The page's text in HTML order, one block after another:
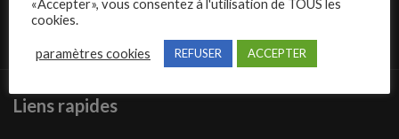
Liens rapides
«Accepter», vous consentez à l'utilisation de TOUS les
cookies.
paramètres cookies REFUSER ACCEPTER